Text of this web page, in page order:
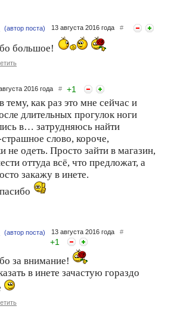
(автор поста) 13 августа 2016 года #
большое!
2016 года # +1
тему, как раз это мне сейчас и
длительных прогулок ноги
в… затрудняюсь найти
слово, короче,
не одеть. Просто зайти в магазин,
оттуда всё, что предложат, а
закажу в инете.
(автор поста) 13 августа 2016 года #
+1
за внимание!
в инете зачастую гораздо